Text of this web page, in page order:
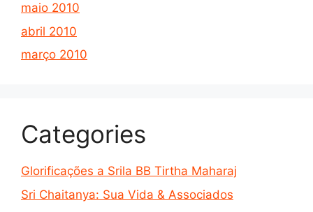
maio 2010
abril 2010
março 2010
Categories
Glorificações a Srila BB Tirtha Maharaj
Sri Chaitanya: Sua Vida & Associados